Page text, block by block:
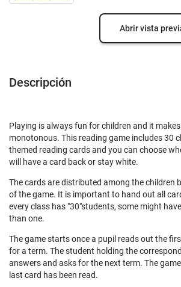
Abrir vista
Descripción
Playing is always fun for children and it
monotonous. This reading game includes 30
themed reading cards and you can choose
will have a card back or stay white.
The cards are distributed among the children
of the game. It is important to hand out all
every class has "30"students, some might
than one.
The game starts once a pupil reads out the
for a term. The student holding the
answers and asks for the next term. The
last card has been read.